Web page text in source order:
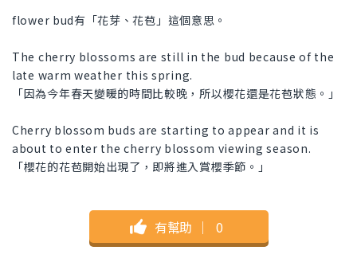
flower bud有「花芽、花苞」這個意思。
The cherry blossoms are still in the bud because of the
late warm weather this spring.
「因為今年春天變暖的時間比較晚，所以櫻花還是花苞狀態。」
Cherry blossom buds are starting to appear and it is
about to enter the cherry blossom viewing season.
「櫻花的花苞開始出現了，即將進入賞櫻季節。」
有幫助 ｜ 0